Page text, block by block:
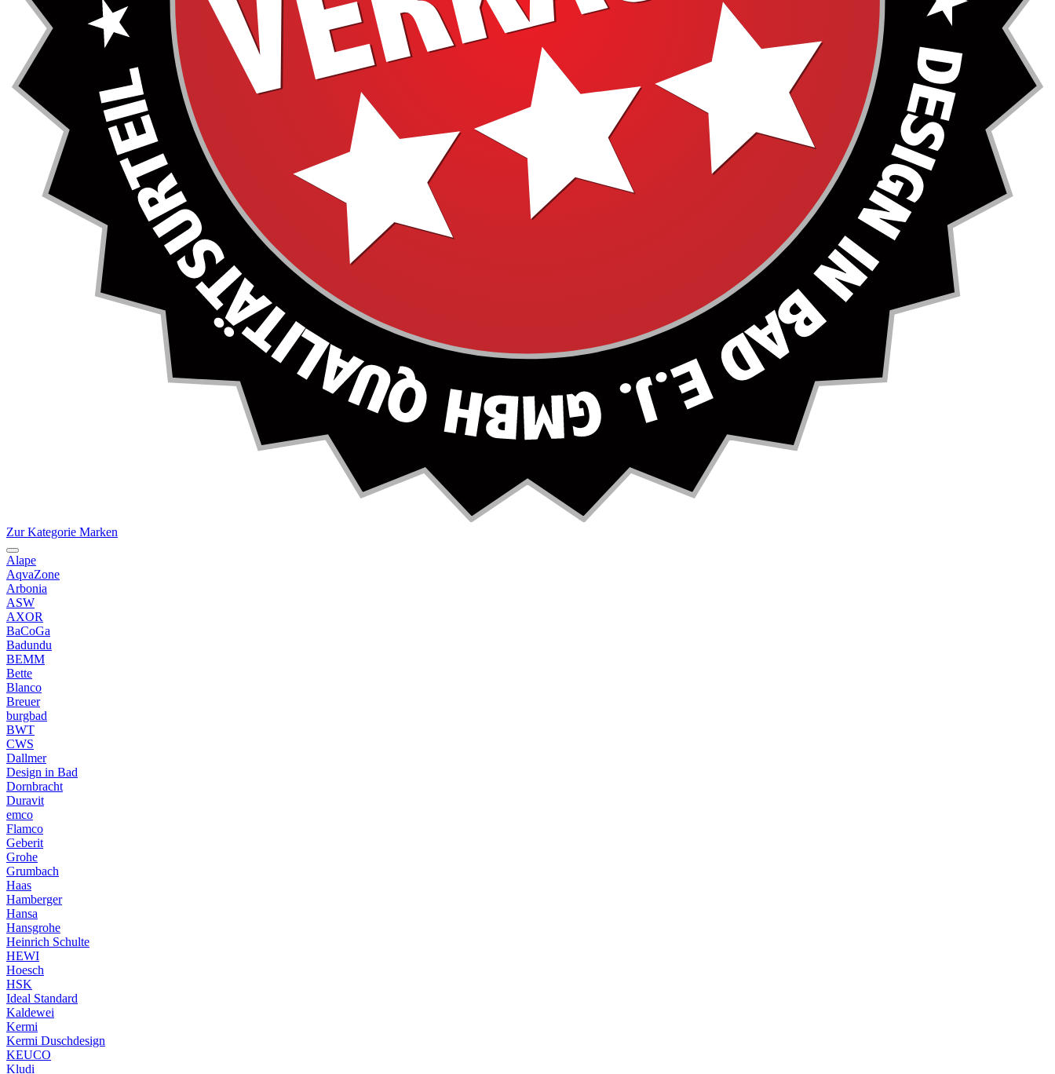
Zur Kategorie Marken
Alape
AqvaZone
Arbonia
ASW
AXOR
BaCoGa
Badundu
BEMM
Bette
Blanco
Breuer
burgbad
BWT
CWS
Dallmer
Design in Bad
Dornbracht
Duravit
emco
Flamco
Geberit
Grohe
Grumbach
Haas
Hamberger
Hansa
Hansgrohe
Heinrich Schulte
HEWI
Hoesch
HSK
Ideal Standard
Kaldewei
Kermi
Kermi Duschdesign
KEUCO
Kludi